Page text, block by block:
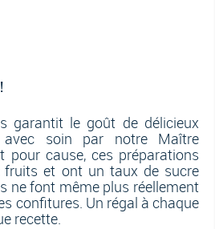
garantit le goût de délicieux
avec soin par notre Maître
pour cause, ces préparations
fruits et ont un taux de sucre
ne font même plus réellement
confitures. Un régal à chaque
recette.